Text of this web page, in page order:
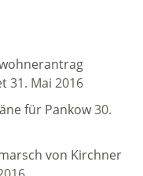
31. Mai 2016
für Pankow30.
von Kirchner